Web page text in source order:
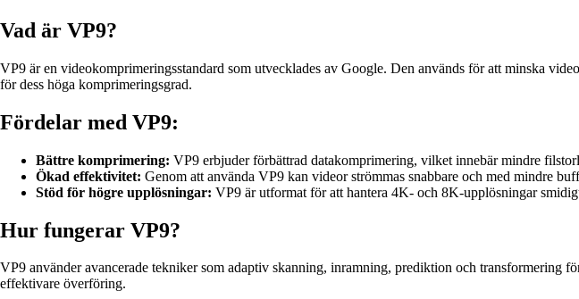
Vad är VP9?
VP9 är en videokomprimeringsstandard som utvecklades av Google. Den används för att minska
för dess höga komprimeringsgrad.
Fördelar med VP9:
Bättre komprimering: VP9 erbjuder förbättrad datakomprimering, vilket innebär mindre
Ökad effektivitet: Genom att använda VP9 kan videor strömmas snabbare och med mindre
Stöd för högre upplösningar: VP9 är utformat för att hantera 4K- och 8K-upplösningar
Hur fungerar VP9?
VP9 använder avancerade tekniker som adaptiv skanning, inramning, prediktion och
effektivare överföring.